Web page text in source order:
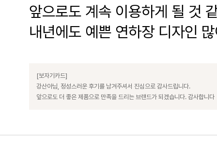
앞으로도 계속 이용하게 될 것
내년에도 예쁜 연하장 디자인
[보자기카드]
강산아님, 정성스러운 후기를 남겨주셔서 진심으로 감사드립니다.
앞으로도 더 좋은 제품으로 만족을 드리는 브랜드가 되겠습니다. 감사합니다